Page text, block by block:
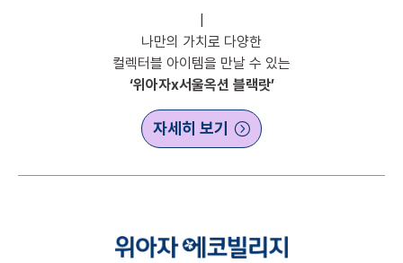
나만의 가치로 다양한
컬렉터블 아이템을 만날 수 있는
‘위아자x서울옥션 블랙랏’
자세히 보기